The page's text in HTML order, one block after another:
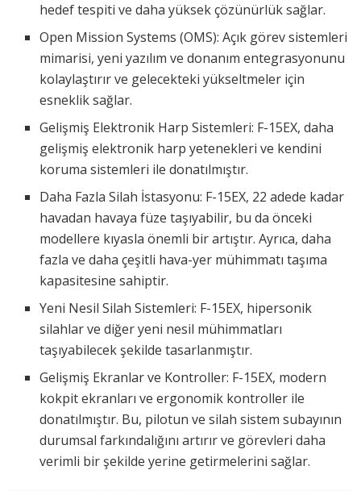
hedef tespiti ve daha yüksek çözünürlük sağlar.
Open Mission Systems (OMS): Açık görev sistemleri
mimarisi, yeni yazılım ve donanım entegrasyonunu
kolaylaştırır ve gelecekteki yükseltmeler için
esneklik sağlar.
Gelişmiş Elektronik Harp Sistemleri: F-15EX, daha
gelişmiş elektronik harp yetenekleri ve kendini
koruma sistemleri ile donatılmıştır.
Daha Fazla Silah İstasyonu: F-15EX, 22 adede kadar
havadan havaya füze taşıyabilir, bu da önceki
modellere kıyasla önemli bir artıştır. Ayrıca, daha
fazla ve daha çeşitli hava-yer mühimmatı taşıma
kapasitesine sahiptir.
Yeni Nesil Silah Sistemleri: F-15EX, hipersonik
silahlar ve diğer yeni nesil mühimmatları
taşıyabilecek şekilde tasarlanmıştır.
Gelişmiş Ekranlar ve Kontroller: F-15EX, modern
kokpit ekranları ve ergonomik kontroller ile
donatılmıştır. Bu, pilotun ve silah sistem subayının
durumsal farkındalığını artırır ve görevleri daha
verimli bir şekilde yerine getirmelerini sağlar.